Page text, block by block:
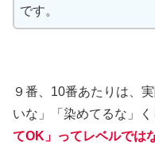
です。
９番、10番あたりは、
いな」「染めてるな」く
てOK」ってレベルでは